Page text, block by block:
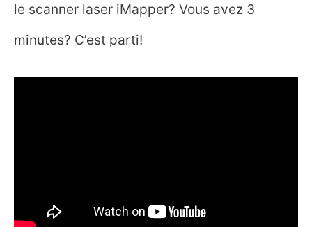
le scanner laser iMapper? Vous avez 3
minutes? C’est parti!